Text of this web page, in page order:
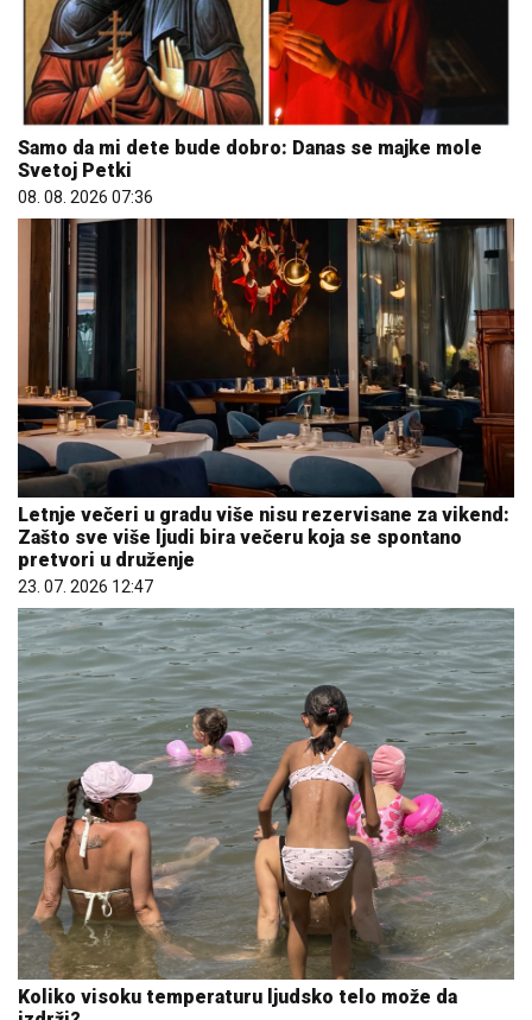
Samo da mi dete bude dobro: Danas se majke mole
Svetoj Petki
08. 08. 2026 07:36
Letnje večeri u gradu više nisu rezervisane za vikend:
Zašto sve više ljudi bira večeru koja se spontano
pretvori u druženje
23. 07. 2026 12:47
Koliko visoku temperaturu ljudsko telo može da